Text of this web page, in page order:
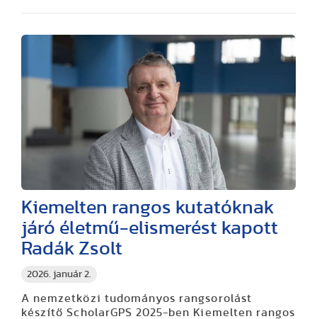
2026. január 2.
Kiemelten rangos kutatóknak
járó életmű-elismerést kapott
Radák Zsolt
A nemzetközi tudományos rangsorolást
készítő ScholarGPS 2025-ben Kiemelten rangos